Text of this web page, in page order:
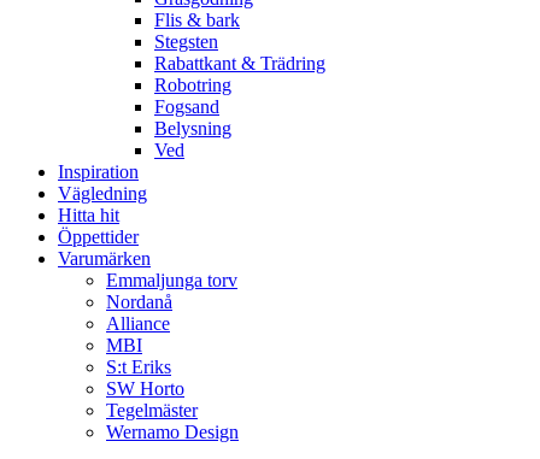
Flis & bark
Stegsten
Rabattkant & Trädring
Robotring
Fogsand
Belysning
Ved
Inspiration
Vägledning
Hitta hit
Öppettider
Varumärken
Emmaljunga torv
Nordanå
Alliance
MBI
S:t Eriks
SW Horto
Tegelmäster
Wernamo Design